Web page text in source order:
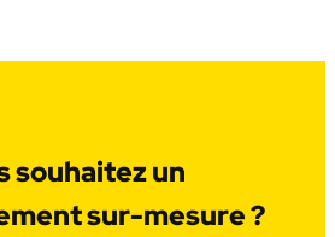
souhaitez un
sur-mesure ?